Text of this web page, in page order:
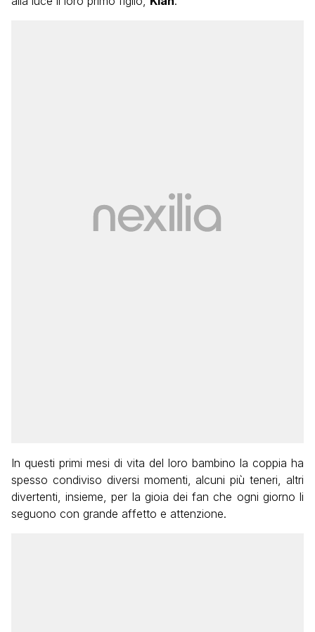
In questi primi mesi di vita del loro bambino la coppia ha
spesso condiviso diversi momenti, alcuni più teneri, altri
divertenti, insieme, per la gioia dei fan che ogni giorno li
seguono con grande affetto e attenzione.